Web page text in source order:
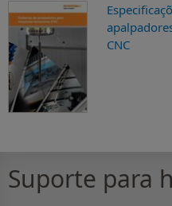
CNC
Suporte para